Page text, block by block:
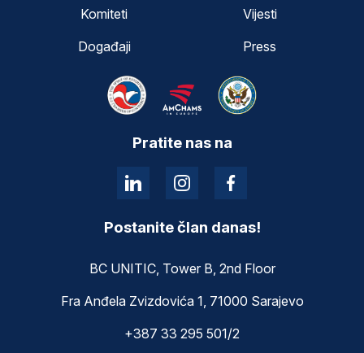
Komiteti
Vijesti
Događaji
Press
Pratite nas na
Postanite član danas!
BC UNITIC, Tower B, 2nd Floor
Fra Anđela Zvizdovića 1, 71000 Sarajevo
+387 33 295 501/2